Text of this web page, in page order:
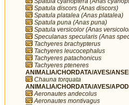
Spatula discors (Anas discors)
Spatula platalea (Anas platalea)
Spatula puna (Anas puna)
Spatula versicolor (Anas
Speculanas specularis (Anas
Tachyeres brachypterus
Tachyeres leucocephalus
Tachyeres patachonicus
Tachyeres pteneres
ANIMALIA/CHORDATA/AVES/
Chauna torquata
ANIMALIA/CHORDATA/AVES/
Aeronautes andecolus
Aeronautes montivagus